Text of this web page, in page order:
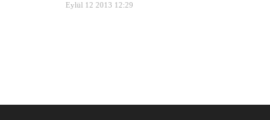
Eylül 12 2013 12:29